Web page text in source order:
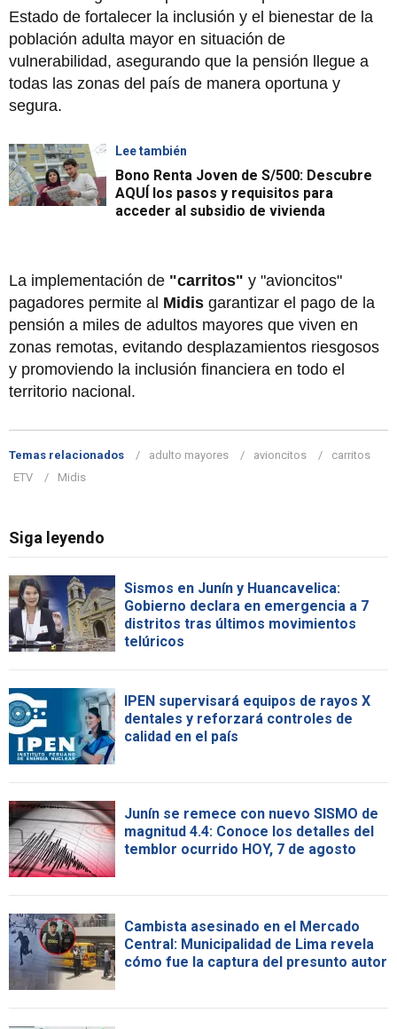
Estado de fortalecer la inclusión y el bienestar de la
población adulta mayor en situación de
vulnerabilidad, asegurando que la pensión llegue a
todas las zonas del país de manera oportuna y
segura.
Lee también
Bono Renta Joven de S/500: Descubre
AQUÍ los pasos y requisitos para
acceder al subsidio de vivienda
La implementación de "carritos" y "avioncitos"
pagadores permite al Midis garantizar el pago de la
pensión a miles de adultos mayores que viven en
zonas remotas, evitando desplazamientos riesgosos
y promoviendo la inclusión financiera en todo el
territorio nacional.
Temas relacionados adulto mayores avioncitos
carritos
ETV
Midis
Siga leyendo
Sismos en Junín y Huancavelica:
Gobierno declara en emergencia a 7
distritos tras últimos movimientos
telúricos
IPEN supervisará equipos de rayos X
dentales y reforzará controles de
calidad en el país
Junín se remece con nuevo SISMO de
magnitud 4.4: Conoce los detalles del
temblor ocurrido HOY, 7 de agosto
Cambista asesinado en el Mercado
Central: Municipalidad de Lima revela
cómo fue la captura del presunto autor